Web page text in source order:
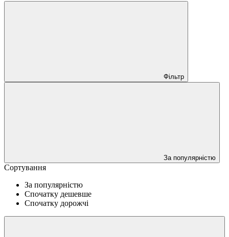
Фільтр
За популярністю
Сортування
За популярністю
Спочатку дешевше
Спочатку дорожчі